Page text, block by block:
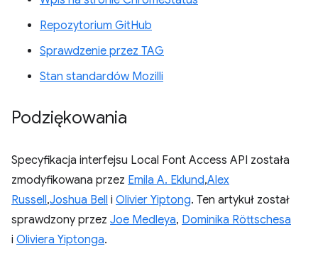
Repozytorium GitHub
Sprawdzenie przez TAG
Stan standardów Mozilli
Podziękowania
Specyfikacja interfejsu Local Font Access API została
zmodyfikowana przez Emila A. Eklund,Alex
Russell,Joshua Bell i Olivier Yiptong. Ten artykuł został
sprawdzony przez Joe Medleya, Dominika Röttschesa
i Oliviera Yiptonga.